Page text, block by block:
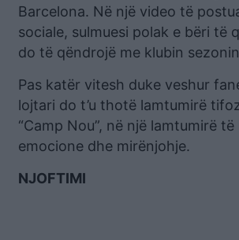
Barcelona. Në një video të
sociale, sulmuesi polak e bëri të
do të qëndrojë me klubin
Pas katër vitesh duke veshur
lojtari do t’u thotë lamtumirë
“Camp Nou”, në një lamtumirë
emocione dhe mirënjohje.
NJOFTIMI